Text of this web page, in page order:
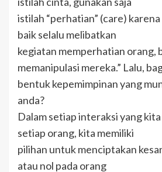
istilah “perhatian” (care)
baik selalu melibatkan
kegiatan memperhatian orang,
memanipulasi mereka.” Lalu,
bentuk kepemimpinan yang
anda?
Dalam setiap interaksi yang
setiap orang, kita memiliki
pilihan untuk menciptakan
atau nol pada orang